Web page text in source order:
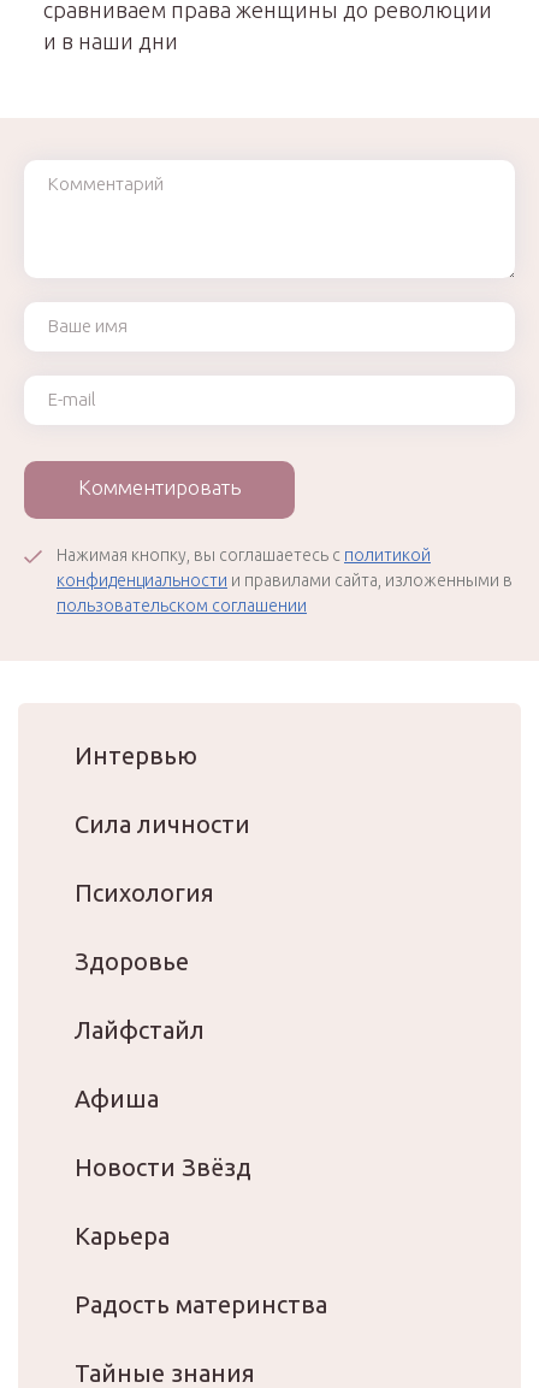
сравниваем права женщины до революции
и в наши дни
Комментарий
Ваше имя
Ваш e-mail
Комментировать
Нажимая кнопку, вы соглашаетесь с политикой
конфиденциальности и правилами сайта, изложенными в
пользовательском соглашении
Интервью
Сила личности
Психология
Здоровье
Лайфстайл
Афиша
Новости Звёзд
Карьера
Радость материнства
Тайные знания